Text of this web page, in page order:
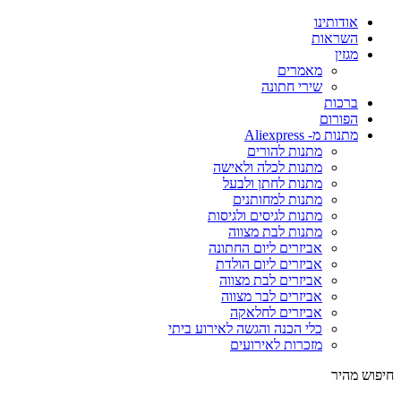
אודותינו
השראות
מגזין
מאמרים
שירי חתונה
ברכות
הפורום
מתנות מ- Aliexpress
מתנות להורים
מתנות לכלה ולאישה
מתנות לחתן ולבעל
מתנות למחותנים
מתנות לגיסים ולגיסות
מתנות לבת מצווה
אביזרים ליום החתונה
אביזרים ליום הולדת
אביזרים לבת מצווה
אביזרים לבר מצווה
אביזרים לחלאקה
כלי הכנה והגשה לאירוע ביתי
מזכרות לאירועים
חיפוש מהיר